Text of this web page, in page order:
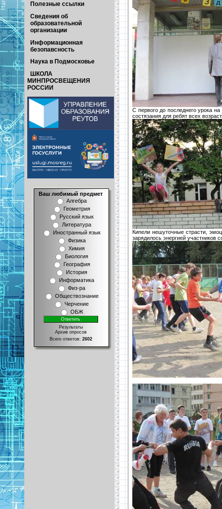
Полезные ссылки
Сведения об
образовательной
организации
Информационная
безопавсность
Наука в Подмосковье
ШКОЛА
МИНПРОСВЕЩЕНИЯ
РОССИИ
Ваш любимый предмет
Алгебра
Геометрия
Русский язык
Литература
Иностранный язык
Физика
Химия
Биология
География
История
Информатика
Физ-ра
Обществознание
Черчение
ОБЖ
Результаты
Архив опросов
Всего ответов: 2602
С первого до последнего урока
состязания для ребят всех
Кипели нешуточные страсти,
зарядилось энергией участников